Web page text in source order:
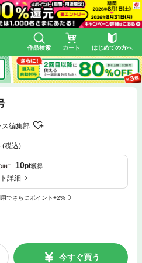
作品検索 カート はじめての方へ
ス編集部
(税込)
10pt獲得
詳細
でさらにポイント+2%
今すぐ買う